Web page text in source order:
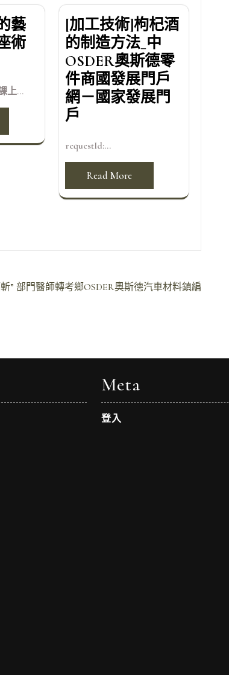
藝
術
上...
[加工技術]枸杞酒
的制造方法_中
OSDER奧斯德零
件商國發展門戶
網－國家發展門
戶
requestId:...
Read More
” 部門醫師轉考鄉OSDER奧斯德汽車材料鎮編
Meta
登入